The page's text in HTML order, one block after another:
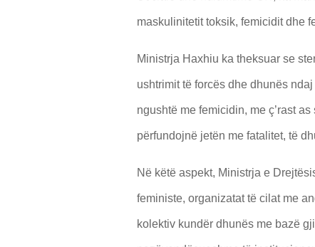
maskulinitetit toksik, femicidit dhe
Ministrja Haxhiu ka theksuar se
ushtrimit të forcës dhe dhunës
ngushtë me femicidin, me ç’rast
përfundojnë jetën me fatalitet, të
Në këtë aspekt, Ministrja e
feministe, organizatat të cilat me
kolektiv kundër dhunës me bazë